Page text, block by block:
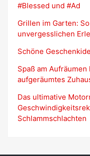
#Blessed und #Ad
Grillen im Garten:
unvergesslichen
Schöne
Spaß am
aufgeräumtes
Das ultimative
Schlammschlachten